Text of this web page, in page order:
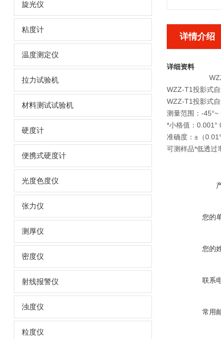
旋光仪
粘度计
温度测定仪
拉力试验机
材料测试试验机
硬度计
便携式硬度计
光度色度仪
张力仪
测厚仪
密度仪
射线报警仪
浊度仪
粒度仪
详情介绍
详细资料
WZZ-T1投影式
WZZ-T1投影式
测量范围：-45°~
*小格值：0.001°
准确度：±（
可测样品*低透过
您的
您的
联系
常用